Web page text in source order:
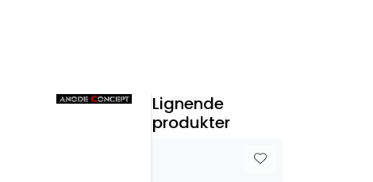
Lignende
produkter